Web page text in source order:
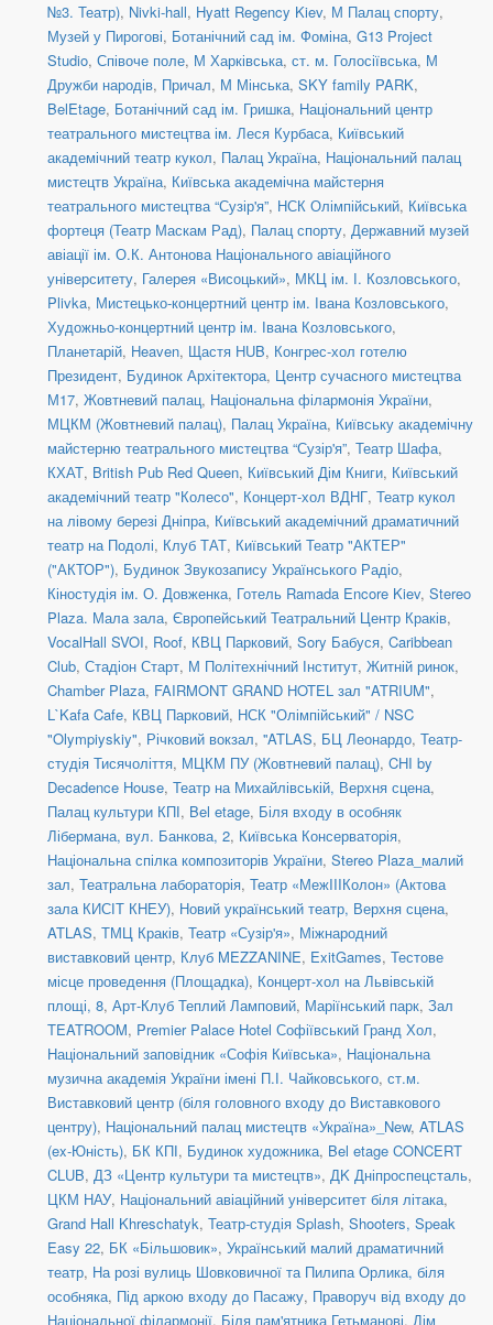
№3. Театр), Nivki-hall, Hyatt Regency Kiev, М Палац спорту,
Музей у Пирогові, Ботанічний сад ім. Фоміна, G13 Project
Studio, Співоче поле, М Харківська, ст. м. Голосіївська, М
Дружби народів, Причал, М Мінська, SKY family PARK,
BelEtage, Ботанічний сад ім. Гришка, Національний центр
театрального мистецтва ім. Леся Курбаса, Київський
академічний театр кукол, Палац Україна, Національний палац
мистецтв Україна, Київська академічна майстерня
театрального мистецтва “Сузір'я”, НСК Олімпійський, Київська
фортеця (Театр Маскам Рад), Палац спорту, Державний музей
авіації ім. О.К. Антонова Національного авіаційного
університету, Галерея «Висоцький», МКЦ ім. І. Козловського,
Plivka, Мистецько-концертний центр ім. Івана Козловського,
Художньо-концертний центр ім. Івана Козловського,
Планетарій, Heaven, Щастя HUB, Конгрес-хол готелю
Президент, Будинок Архітектора, Центр сучасного мистецтва
М17, Жовтневий палац, Національна філармонія України,
МЦКМ (Жовтневий палац), Палац Україна, Київську академічну
майстерню театрального мистецтва “Сузір'я”, Театр Шафа,
КХАТ, British Pub Red Queen, Київський Дім Книги, Київський
академічний театр "Колесо", Концерт-хол ВДНГ, Театр кукол
на лівому березі Дніпра, Київський академічний драматичний
театр на Подолі, Клуб ТАТ, Київський Театр "АКТЕР"
("АКТОР"), Будинок Звукозапису Українського Радіо,
Кіностудія ім. О. Довженка, Готель Ramada Encore Kiev, Stereo
Plaza. Мала зала, Європейський Театральний Центр Краків,
VocalHall SVOI, Roof, КВЦ Парковий, Sory Бабуся, Caribbean
Club, Стадіон Старт, М Політехнічний Інститут, Житній ринок,
Chamber Plaza, FAIRMONT GRAND HOTEL зал "ATRIUM",
L`Kafa Cafe, КВЦ Парковий, НСК "Олімпійський" / NSC
"Olympiyskiy", Річковий вокзал, ''ATLAS, БЦ Леонардо, Театр-
студія Тисячоліття, МЦКМ ПУ (Жовтневий палац), CHI by
Decadence House, Театр на Михайлівській, Верхня сцена,
Палац культури КПІ, Bel etage, Біля входу в особняк
Лібермана, вул. Банкова, 2, Київська Консерваторія,
Національна спілка композиторів України, Stereo Plaza_малий
зал, Театральна лабораторія, Театр «МежIIIКолон» (Актова
зала КИСІТ КНЕУ), Новий український театр, Верхня сцена,
ATLAS, ТМЦ Краків, Театр «Сузір'я», Міжнародний
виставковий центр, Клуб MEZZANINE, ExitGames, Тестове
місце проведення (Площадка), Концерт-хол на Львівській
площі, 8, Арт-Клуб Теплий Ламповий, Маріїнський парк, Зал
TEATROOM, Premier Palace Hotel Софіївський Гранд Хол,
Національний заповідник «Софія Київська», Національна
музична академія України імені П.І. Чайковського, ст.м.
Виставковий центр (біля головного входу до Виставкового
центру), Національний палац мистецтв «Україна»_New, ATLAS
(ex-Юність), БК КПІ, Будинок художника, Bel etage CONCERT
CLUB, ДЗ «Центр культури та мистецтв», ДK Дніпроспецсталь,
ЦКМ НАУ, Національний авіаційний університет біля літака,
Grand Hall Khreschatyk, Театр-студія Splash, Shooters, Speak
Easy 22, БК «Більшовик», Український малий драматичний
театр, На розі вулиць Шовковичної та Пилипа Орлика, біля
особняка, Під аркою входу до Пасажу, Праворуч від входу до
Національної філармонії, Біля пам'ятника Гетьманові, Дім